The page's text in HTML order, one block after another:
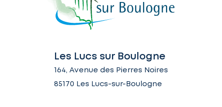
Les Lucs sur Boulogne
164, Avenue des Pierres Noires
85170 Les Lucs-sur-Boulogne